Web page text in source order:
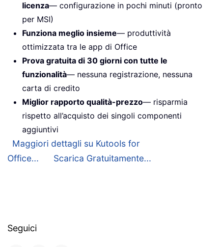
licenza— configurazione in pochi minuti (pronto
per MSI)
Funziona meglio insieme— produttività
ottimizzata tra le app di Office
Prova gratuita di 30 giorni con tutte le
funzionalità— nessuna registrazione, nessuna
carta di credito
Miglior rapporto qualità-prezzo— risparmia
rispetto all’acquisto dei singoli componenti
aggiuntivi
Maggiori dettagli su Kutools for
Office...
Scarica Gratuitamente...
Seguici